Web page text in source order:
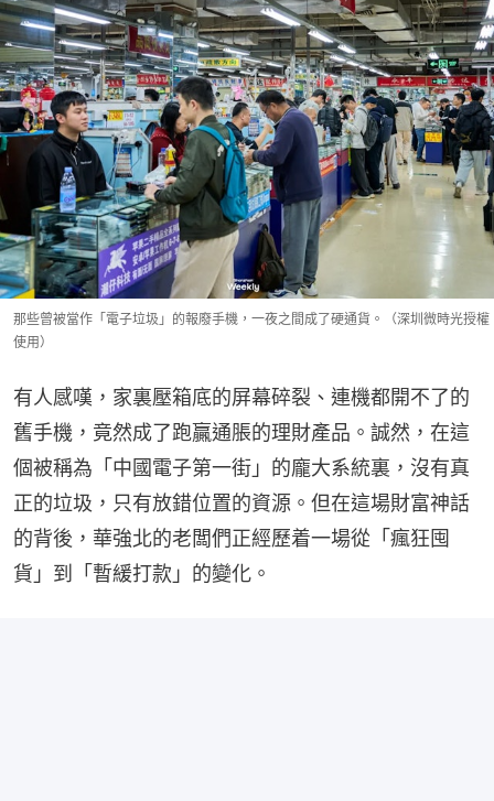
那些曾被當作「電子垃圾」的報廢手機，一夜之間成了硬通貨。（深圳微時光授權
使用）
有人感嘆，家裏壓箱底的屏幕碎裂、連機都開不了的
舊手機，竟然成了跑贏通脹的理財產品。誠然，在這
個被稱為「中國電子第一街」的龐大系統裏，沒有真
正的垃圾，只有放錯位置的資源。但在這場財富神話
的背後，華強北的老闆們正經歷着一場從「瘋狂囤
貨」到「暫緩打款」的變化。